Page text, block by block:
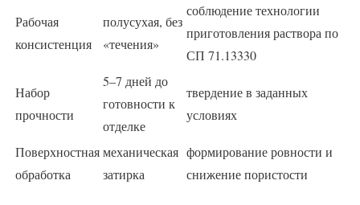
Рабочая
консистенция
полусухая, без
«течения»
соблюдение технологии
приготовления раствора по
СП 71.13330
Набор
прочности
5–7 дней до
готовности к
отделке
твердение в заданных
условиях
Поверхностная
обработка
механическая
затирка
формирование ровности и
снижение пористости